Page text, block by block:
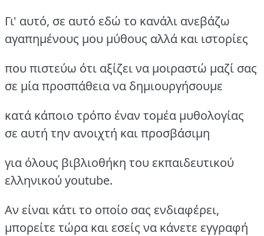
Γι' αυτό, σε αυτό εδώ το κανάλι ανεβάζω
αγαπημένους μου μύθους αλλά και ιστορίες
που πιστεύω ότι αξίζει να μοιραστώ μαζί σας
σε μία προσπάθεια να δημιουργήσουμε
κατά κάποιο τρόπο έναν τομέα μυθολογίας
σε αυτή την ανοιχτή και προσβάσιμη
για όλους βιβλιοθήκη του εκπαιδευτικού
ελληνικού youtube.
Aν είναι κάτι το οποίο σας ενδιαφέρει,
μπορείτε τώρα και εσείς να κάνετε εγγραφή